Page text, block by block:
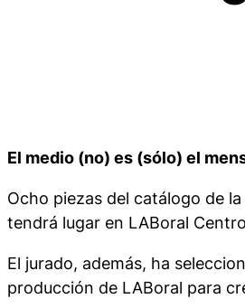
El medio (no) es (sólo) el
Ocho piezas del catálogo de
tendrá lugar en LABoral
El jurado, además, ha
producción de LABoral para